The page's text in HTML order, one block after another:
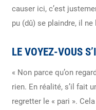
causer ici, c’est
pu (dû) se plaindre, il ne
LE VOYEZ-VOUS
« Non parce qu’on
rien. En réalité, s’il fait
regretter le « pari ».